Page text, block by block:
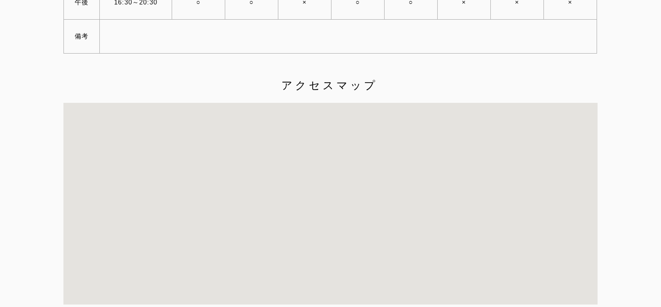
午後 16:30～20:30 ○ ○ × ○ ○ × × ×
備考
アクセスマップ